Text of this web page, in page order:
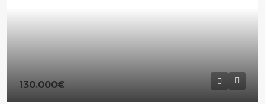
130.000€